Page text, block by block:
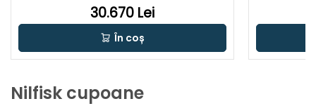
30.670 Lei
În coș
Nilfisk cupoane